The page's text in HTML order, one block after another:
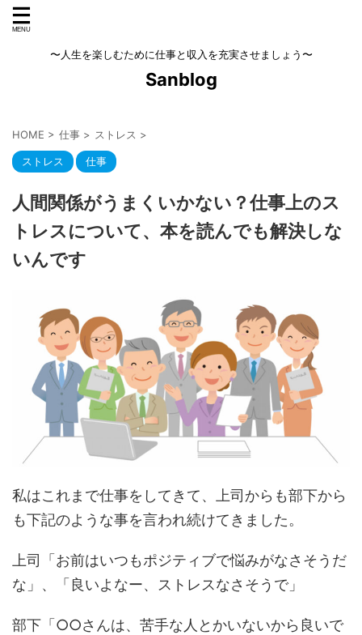
〜人生を楽しむために仕事と収入を充実させましょう〜
Sanblog
HOME > 仕事 > ストレス >
ストレス 仕事
人間関係がうまくいかない？仕事上のス
トレスについて、本を読んでも解決しな
いんです
私はこれまで仕事をしてきて、上司からも部下から
も下記のような事を言われ続けてきました。
上司「お前はいつもポジティブで悩みがなさそうだ
な」、「良いよなー、ストレスなさそうで」
部下「○○さんは、苦手な人とかいないから良いで